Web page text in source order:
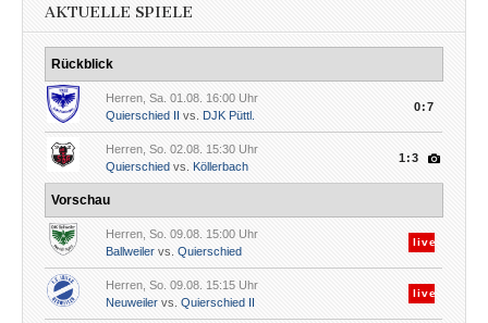
AKTUELLE SPIELE
Rückblick
Herren, Sa. 01.08. 16:00 Uhr
Quierschied II vs. DJK Püttl.
0:7
Herren, So. 02.08. 15:30 Uhr
Quierschied vs. Köllerbach
1:3
Vorschau
Herren, So. 09.08. 15:00 Uhr
Ballweiler vs. Quierschied
live
Herren, So. 09.08. 15:15 Uhr
Neuweiler vs. Quierschied II
live